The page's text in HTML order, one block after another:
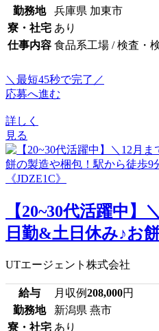
勤務地
兵庫県 加東市
寮・社宅 あり
仕事内容 食品系工場 / 検査・
＼最短45秒で完了／
応募へ進む
詳しく
見る
【20~30代活躍中】
日勤&土日休み♪お
UTエージェント株式会社
給与 月収例208,000円
勤務地
新潟県 燕市
寮・社宅 あり